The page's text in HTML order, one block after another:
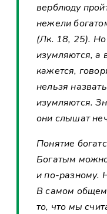
верблюду
нежели
(Лк. 18, 25).
изумляются, а
кажется,
нельзя
изумляются.
они слышат
Понятие
Богатым
и по-разному.
В самом
то, что мы